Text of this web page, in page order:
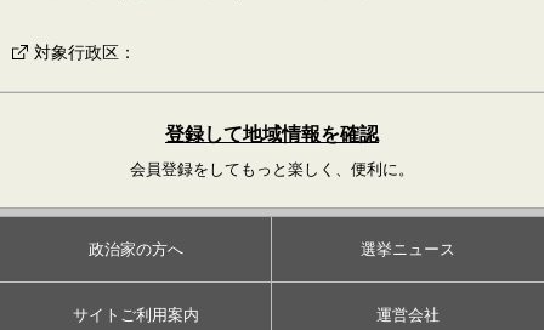
対象行政区 ：
登録して地域情報を確認
会員登録をしてもっと楽しく、便利に。
政治家の方へ 選挙ニュース
サイトご利用案内 運営会社